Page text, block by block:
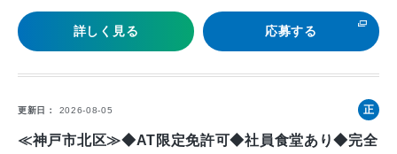
詳しく見る 応募する
更新日 2026-08-05
正
社
≪神戸市北区≫◆AT限定免許可◆社員食堂あり◆完全